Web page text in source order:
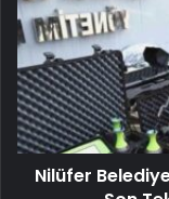
Nilüfer